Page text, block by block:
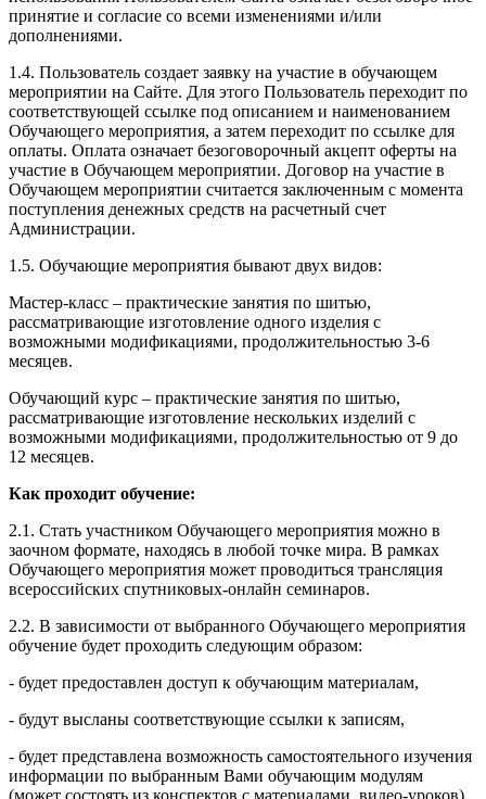
принятие и согласие со всеми изменениями и/или
дополнениями.
1.4. Пользователь создает заявку на участие в обучающем
мероприятии на Сайте. Для этого Пользователь переходит по
соответствующей ссылке под описанием и наименованием
Обучающего мероприятия, а затем переходит по ссылке для
оплаты. Оплата означает безоговорочный акцепт оферты на
участие в Обучающем мероприятии. Договор на участие в
Обучающем мероприятии считается заключенным с момента
поступления денежных средств на расчетный счет
Администрации.
1.5. Обучающие мероприятия бывают двух видов:
Мастер-класс – практические занятия по шитью,
рассматривающие изготовление одного изделия с
возможными модификациями, продолжительностью 3-6
месяцев.
Обучающий курс – практические занятия по шитью,
рассматривающие изготовление нескольких изделий с
возможными модификациями, продолжительностью от 9 до
12 месяцев.
Как проходит обучение:
2.1. Стать участником Обучающего мероприятия можно в
заочном формате, находясь в любой точке мира. В рамках
Обучающего мероприятия может проводиться трансляция
всероссийских спутниковых-онлайн семинаров.
2.2. В зависимости от выбранного Обучающего мероприятия
обучение будет проходить следующим образом:
- будет предоставлен доступ к обучающим материалам,
- будут высланы соответствующие ссылки к записям,
- будет представлена возможность самостоятельного изучения
информации по выбранным Вами обучающим модулям
(может состоять из конспектов с материалами, видео-уроков),